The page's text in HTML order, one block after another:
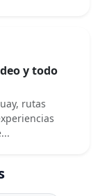
y todo
rutas